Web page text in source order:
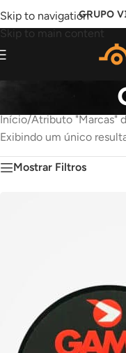
Skip to navigation
Skip to main content
GRUPO
Início/Atributo "Marcas"
Exibindo um único
Mostrar Filtros